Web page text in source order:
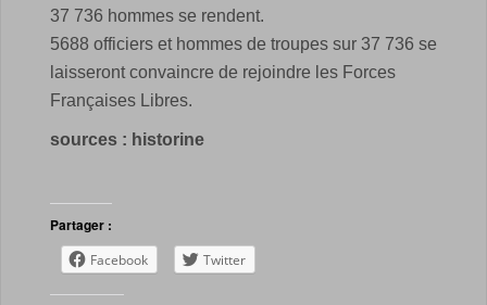
37 736 hommes se rendent.
5688 officiers et hommes de troupes sur 37 736 se
laisseront convaincre de rejoindre les Forces
Françaises Libres.
sources : historine
Partager :
Facebook Twitter